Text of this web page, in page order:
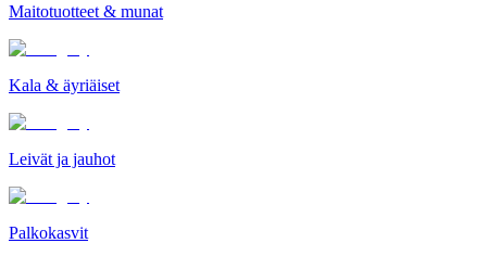
Maitotuotteet & munat
Kala & äyriäiset
Leivät ja jauhot
Palkokasvit